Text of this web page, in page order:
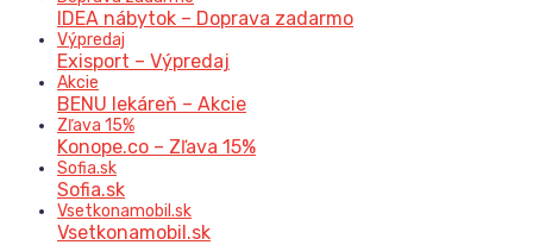
IDEA nábytok – Doprava zadarmo
Výpredaj
Exisport – Výpredaj
Akcie
BENU lekáreň – Akcie
Zľava 15%
Konope.co – Zľava 15%
Sofia.sk
Sofia.sk
Vsetkonamobil.sk
Vsetkonamobil.sk